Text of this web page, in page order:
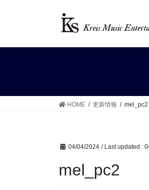
HOME 更新情報 mel_pc2
04/04/2024 / Last updated :
mel_pc2